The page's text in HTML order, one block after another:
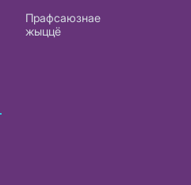
Прафсаюзнае
жыццё